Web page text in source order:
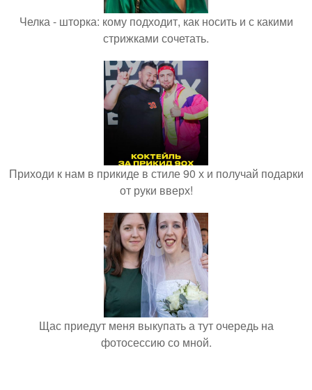
Челка - шторка: кому подходит, как носить и с какими
стрижками сочетать.
Приходи к нам в прикиде в стиле 90 х и получай подарки
от руки вверх!
Щас приедут меня выкупать а тут очередь на
фотосессию со мной.